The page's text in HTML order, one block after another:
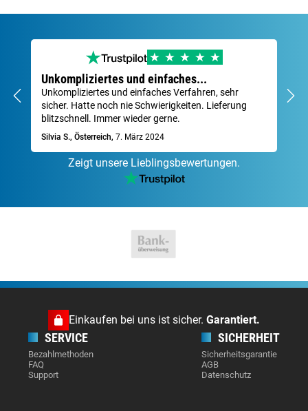
Unkompliziertes und einfaches...
Unkompliziertes und einfaches Verfahren, sehr
sicher. Hatte noch nie Schwierigkeiten. Lieferung
blitzschnell. Immer wieder gerne.
Silvia S., Österreich, 7. März 2024
Zeigt unsere Lieblingsbewertungen.
Einkaufen bei uns ist sicher. Garantiert.
SERVICE
Bezahlmethoden
FAQ
Support
SICHERHEIT
Sicherheitsgarantie
AGB
Datenschutz